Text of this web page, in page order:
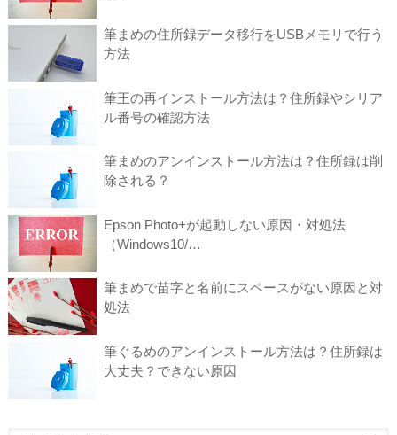
筆まめの住所録データ移行をUSBメモリで行う
方法
筆王の再インストール方法は？住所録やシリア
ル番号の確認方法
筆まめのアンインストール方法は？住所録は削
除される？
Epson Photo+が起動しない原因・対処法
（Windows10/…
筆まめで苗字と名前にスペースがない原因と対
処法
筆ぐるめのアンインストール方法は？住所録は
大丈夫？できない原因